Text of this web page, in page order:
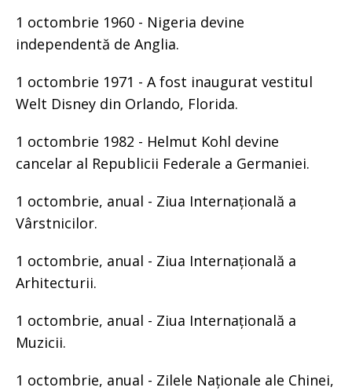
1 octombrie 1960 - Nigeria devine
independentă de Anglia.
1 octombrie 1971 - A fost inaugurat vestitul
Welt Disney din Orlando, Florida.
1 octombrie 1982 - Helmut Kohl devine
cancelar al Republicii Federale a Germaniei.
1 octombrie, anual - Ziua Internațională a
Vârstnicilor.
1 octombrie, anual - Ziua Internațională a
Arhitecturii.
1 octombrie, anual - Ziua Internațională a
Muzicii.
1 octombrie, anual - Zilele Naționale ale Chinei,